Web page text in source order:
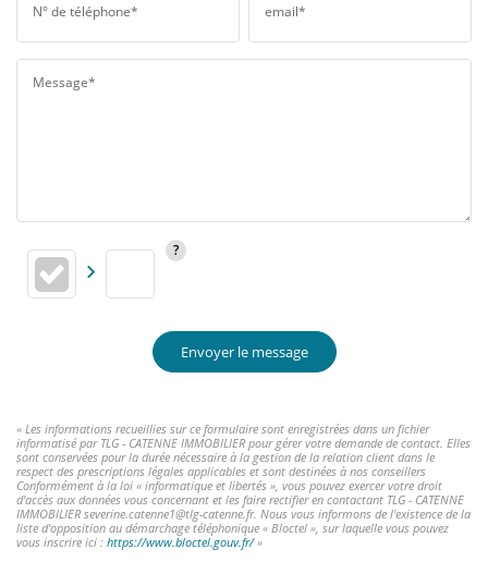
N° de téléphone* email*
Message*
Envoyer le message
« Les informations recueillies sur ce formulaire sont enregistrées dans un fichier
informatisé par TLG - CATENNE IMMOBILIER pour gérer votre demande de contact. Elles
sont conservées pour la durée nécessaire à la gestion de la relation client dans le
respect des prescriptions légales applicables et sont destinées à nos conseillers
Conformément à la loi « informatique et libertés », vous pouvez exercer votre droit
d'accès aux données vous concernant et les faire rectifier en contactant TLG - CATENNE
IMMOBILIER severine.catenne1@tlg-catenne.fr. Nous vous informons de l'existence de la
liste d'opposition au démarchage téléphonique « Bloctel », sur laquelle vous pouvez
vous inscrire ici : https://www.bloctel.gouv.fr/»